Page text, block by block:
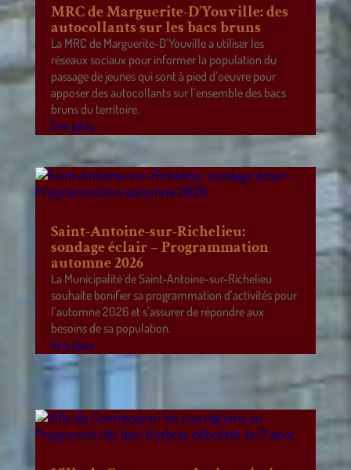
MRC de Marguerite-D’Youville: des
autocollants sur les bacs bruns
La MRC de Marguerite-D’Youville a utiliser les
réseaux sociaux pour informer la population du
passage de jeunes qui sont à pied d’oeuvre pour
apposer des autocollants sur l’ensemble des bacs
bruns du territoire.
lire plus
Saint-Antoine-sur-Richelieu:
sondage éclair – Programmation
automne 2026
La Municipalité de Saint-Antoine-sur-Richelieu
souhaite bonifier sa programmation d’activités pour
l’automne 2026 et s’assurer de répondre aux
besoins de sa population.
lire plus